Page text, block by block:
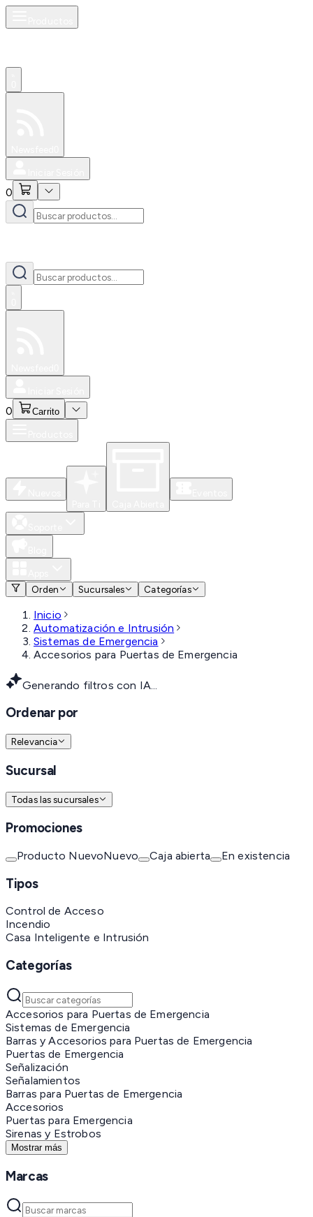
0
0 Carrito
Orden
Sucursales Categorías
Inicio
Automatización e Intrusión
Sistemas de Emergencia
Accesorios para Puertas de Emergencia
Generando filtros con IA...
Ordenar por
Relevancia
Sucursal
Todas las sucursales
Promociones
Producto NuevoNuevo Caja abierta En existencia
Tipos
Control de Acceso
Incendio
Casa Inteligente e Intrusión
Categorías
Accesorios para Puertas de Emergencia
Sistemas de Emergencia
Barras y Accesorios para Puertas de Emergencia
Puertas de Emergencia
Señalización
Señalamientos
Barras para Puertas de Emergencia
Accesorios
Puertas para Emergencia
Sirenas y Estrobos
Mostrar más
Marcas